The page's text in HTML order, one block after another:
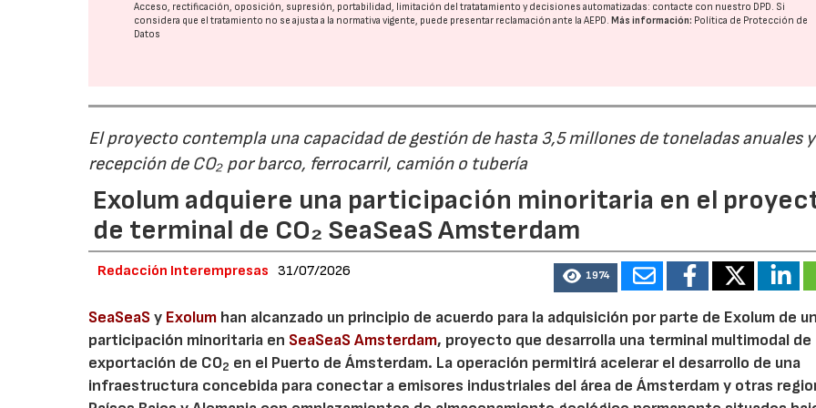
Acceso, rectificación, oposición, supresión, portabilidad, limitación del tratatamiento y decisiones automatizadas: contacte con nuestro DPD. Si
considera que el tratamiento no se ajusta a la normativa vigente, puede presentar reclamación ante laAEPD. Más información: Política de Protección de
Datos
El proyecto contempla una capacidad de gestión de hasta 3,5 millones de toneladas anuales
recepción de CO₂ por barco, ferrocarril, camión o tubería
Exolum adquiere una participación minoritaria en el
de terminal de CO₂ SeaSeaS Amsterdam
Redacción Interempresas 31/07/2026 1974
SeaSeaSy Exolum han alcanzado un principio de acuerdo para la adquisición por parte de Exolum de
participación minoritaria en SeaSeaS Amsterdam, proyecto que desarrolla una terminal multimodal de
exportación de CO2 en el Puerto de Ámsterdam. La operación permitirá acelerar el desarrollo de una
infraestructura concebida para conectar a emisores industriales del área de Ámsterdam y otras